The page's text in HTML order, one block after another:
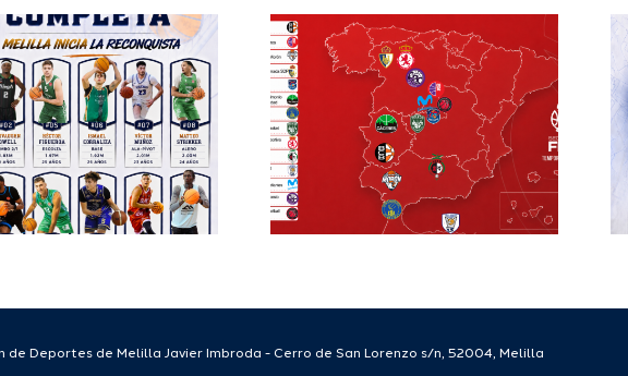
grupo de
Segunda FEB y
la Copa España
FEB para el
Melilla Ciudad
del Deporte
Baloncesto
configura el
Staff Técnico
para la
temporada
de Deportes de Melilla Javier Imbroda - Cerro de San Lorenzo s/n, 52004, Melilla